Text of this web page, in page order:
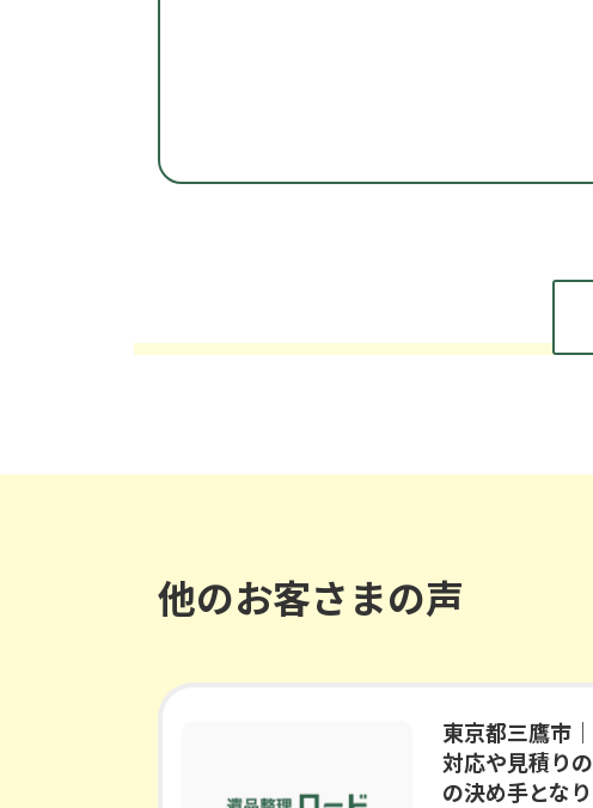
他のお客さまの声
東京都三鷹市
対応や見積り
の決め手とな